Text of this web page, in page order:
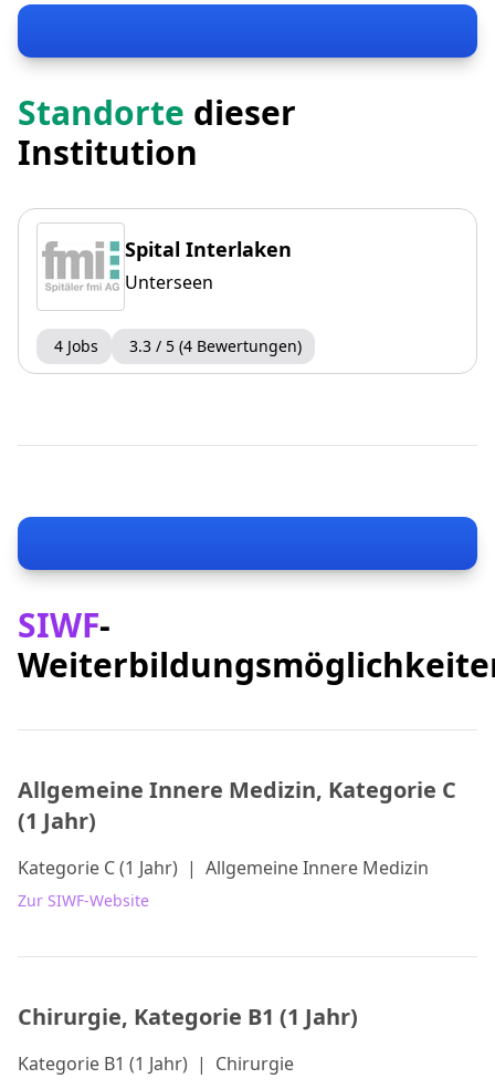
Standorte dieser
Institution
Spital Interlaken
Unterseen
4 Jobs 3.3 / 5 (4 Bewertungen)
SIWF-
Allgemeine Innere Medizin, Kategorie C
(1 Jahr)
Kategorie C (1 Jahr) | Allgemeine Innere Medizin
Zur SIWF-Website
Chirurgie, Kategorie B1 (1 Jahr)
Kategorie B1 (1 Jahr) | Chirurgie